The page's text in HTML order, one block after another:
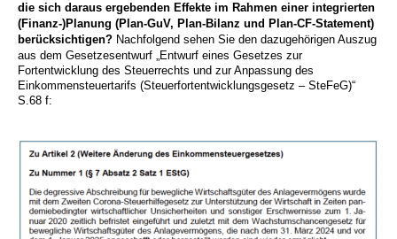
die sich daraus ergebenden Effekte im Rahmen einer integrierten
(Finanz-)Planung (Plan-GuV, Plan-Bilanz und Plan-CF-Statement)
berücksichtigen? Nachfolgend sehen Sie den dazugehörigen Auszug
aus dem Gesetzesentwurf „Entwurf eines Gesetzes zur
Fortentwicklung des Steuerrechts und zur Anpassung des
Einkommensteuertarifs (Steuerfortentwicklungsgesetz – SteFeG)“
S.68 f: